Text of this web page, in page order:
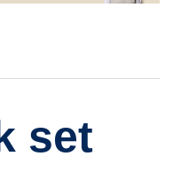
set